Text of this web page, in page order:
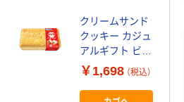
クリームサンド
クッキー カジュ
アルギフト ビス
コ GIFTBOX 1
￥1,698 （税込）